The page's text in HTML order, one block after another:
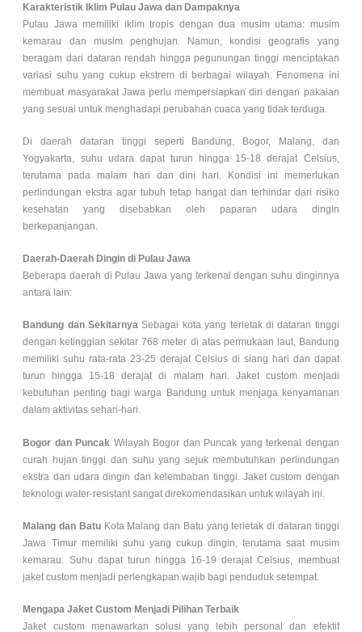
Karakteristik Iklim Pulau Jawa dan Dampaknya
Pulau Jawa memiliki iklim tropis dengan dua musim utama: musim
kemarau dan musim penghujan. Namun, kondisi geografis yang
beragam dari dataran rendah hingga pegunungan tinggi menciptakan
variasi suhu yang cukup ekstrem di berbagai wilayah. Fenomena ini
membuat masyarakat Jawa perlu mempersiapkan diri dengan pakaian
yang sesuai untuk menghadapi perubahan cuaca yang tidak terduga.
Di daerah dataran tinggi seperti Bandung, Bogor, Malang, dan
Yogyakarta, suhu udara dapat turun hingga 15-18 derajat Celsius,
terutama pada malam hari dan dini hari. Kondisi ini memerlukan
perlindungan ekstra agar tubuh tetap hangat dan terhindar dari risiko
kesehatan yang disebabkan oleh paparan udara dingin
berkepanjangan.
Daerah-Daerah Dingin di Pulau Jawa
Beberapa daerah di Pulau Jawa yang terkenal dengan suhu dinginnya
antara lain:
Bandung dan Sekitarnya Sebagai kota yang terletak di dataran tinggi
dengan ketinggian sekitar 768 meter di atas permukaan laut, Bandung
memiliki suhu rata-rata 23-25 derajat Celsius di siang hari dan dapat
turun hingga 15-18 derajat di malam hari. Jaket custom menjadi
kebutuhan penting bagi warga Bandung untuk menjaga kenyamanan
dalam aktivitas sehari-hari.
Bogor dan Puncak Wilayah Bogor dan Puncak yang terkenal dengan
curah hujan tinggi dan suhu yang sejuk membutuhkan perlindungan
ekstra dari udara dingin dan kelembaban tinggi. Jaket custom dengan
teknologi water-resistant sangat direkomendasikan untuk wilayah ini.
Malang dan BatuKota Malang dan Batu yang terletak di dataran tinggi
Jawa Timur memiliki suhu yang cukup dingin, terutama saat musim
kemarau. Suhu dapat turun hingga 16-19 derajat Celsius, membuat
jaket custom menjadi perlengkapan wajib bagi penduduk setempat.
Mengapa Jaket Custom Menjadi Pilihan Terbaik
Jaket custom menawarkan solusi yang lebih personal dan efektif